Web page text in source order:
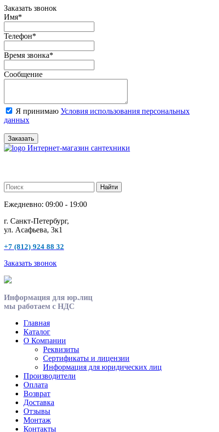
Заказать звонок
Имя*
Телефон*
Время звонка*
Сообщение
Я принимаю Условия использования персональных
данных
Заказать
Интернет-магазин сантехники
Ежедневно: 09:00 - 19:00
г. Санкт-Петербург,
ул. Асафьева, 3к1
+7 (812) 924 88 32
Заказать звонок
Информация для юр.лиц
мы работаем с НДС
Главная
Каталог
О Компании
Реквизиты
Сертификаты и лицензии
Информация для юридических лиц
Производители
Оплата
Возврат
Доставка
Отзывы
Монтаж
Контакты